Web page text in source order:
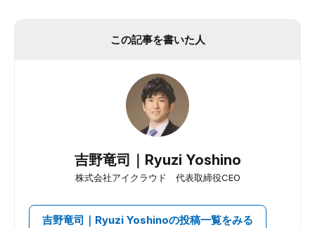
この記事を書いた人
吉野竜司｜Ryuzi Yoshino
株式会社アイクラウド 代表取締役CEO
吉野竜司｜Ryuzi Yoshinoの投稿一覧をみる